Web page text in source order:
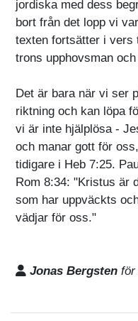
jordiska med dess
bort från det lopp vi
texten fortsätter i vers
trons upphovsman
Det är bara när vi ser
riktning och kan löpa
vi är inte hjälplösa -
och manar gott för
tidigare i Heb 7:25.
Rom 8:34: "Kristus är
som har uppväckts
vädjar för oss."
Jonas Bergsten för